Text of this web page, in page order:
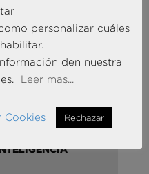
su crecimiento en
de Francisco Puertas
personalizar cuáles
den nuestra
Leer mas...
Cookies Rechazar